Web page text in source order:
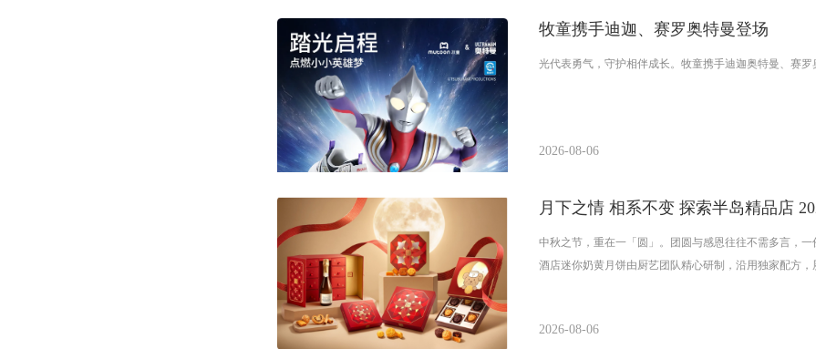
牧童携手迪迦、赛罗奥特曼登场
光代表勇气，守护相伴成长。牧童携手迪迦奥特曼、赛罗
2026-08-06
月下之情 相系不变 探索半岛精品店
中秋之节，重在一「圆」。团圆与感恩往往不需多言，
酒店迷你奶黄月饼由厨艺团队精心研制，沿用独家配方
2026-08-06